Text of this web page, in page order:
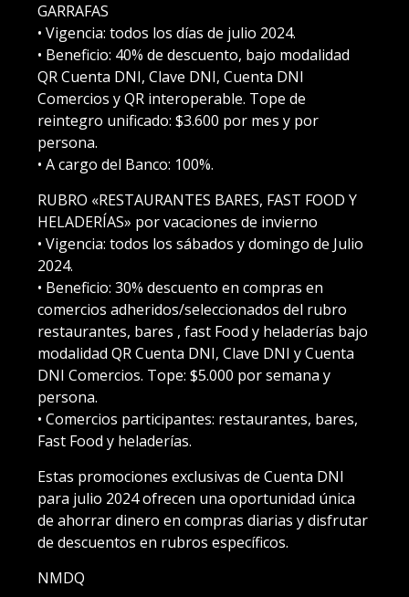
GARRAFAS
• Vigencia: todos los días de julio 2024.
• Beneficio: 40% de descuento, bajo modalidad
QR Cuenta DNI, Clave DNI, Cuenta DNI
Comercios y QR interoperable. Tope de
reintegro unificado: $3.600 por mes y por
persona.
• A cargo del Banco: 100%.
RUBRO «RESTAURANTES BARES, FAST FOOD Y
HELADERÍAS» por vacaciones de invierno
• Vigencia: todos los sábados y domingo de Julio
2024.
• Beneficio: 30% descuento en compras en
comercios adheridos/seleccionados del rubro
restaurantes, bares , fast Food y heladerías bajo
modalidad QR Cuenta DNI, Clave DNI y Cuenta
DNI Comercios. Tope: $5.000 por semana y
persona.
• Comercios participantes: restaurantes, bares,
Fast Food y heladerías.
Estas promociones exclusivas de Cuenta DNI
para julio 2024 ofrecen una oportunidad única
de ahorrar dinero en compras diarias y disfrutar
de descuentos en rubros específicos.
NMDQ